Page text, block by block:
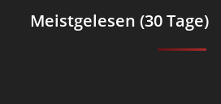
Meistgelesen (30 Tage)